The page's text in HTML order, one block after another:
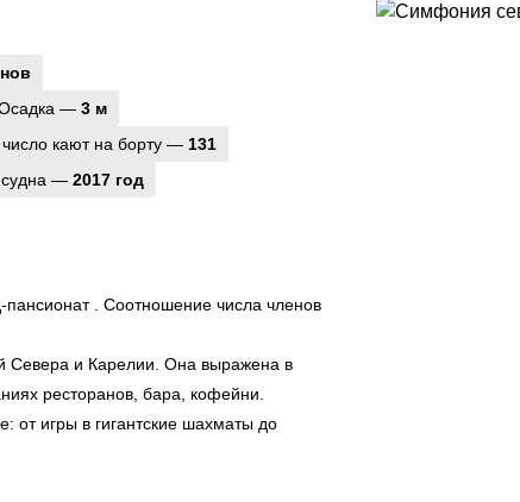
— 3 м
кают на борту — 131
— 2017 год
. Соотношение числа членов
Севера и Карелии. Она выражена в
ресторанов, бара, кофейни.
от игры в гигантские шахматы до